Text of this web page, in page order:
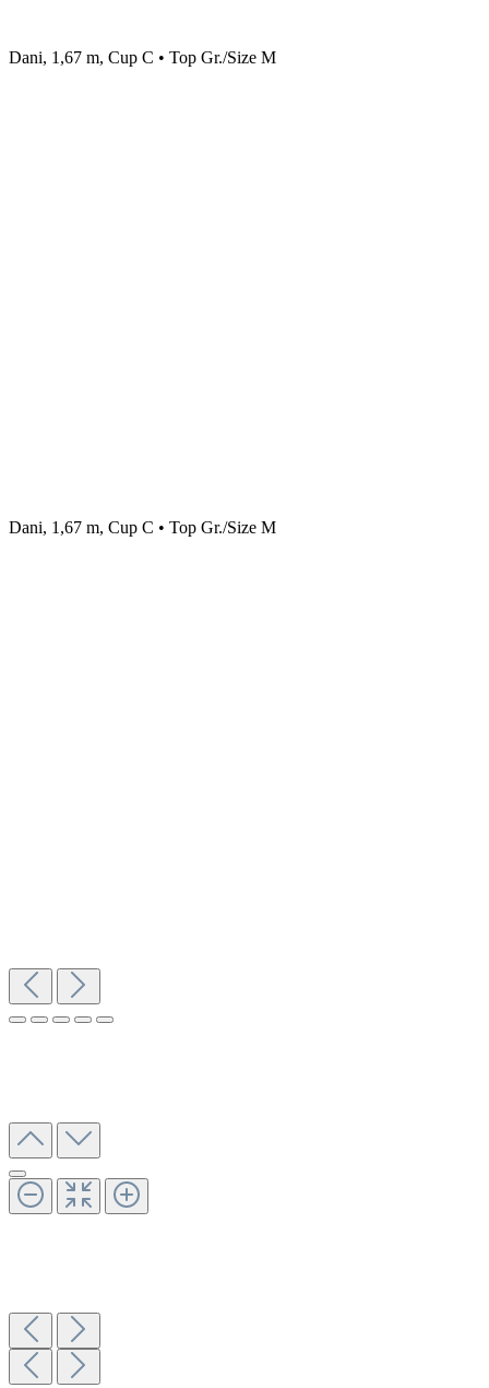
Dani, 1,67 m, Cup C • Top Gr./Size M
Dani, 1,67 m, Cup C • Top Gr./Size M